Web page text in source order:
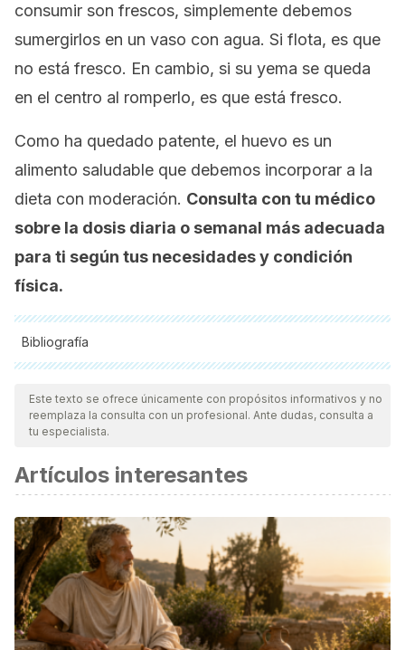
consumir son frescos, simplemente debemos
sumergirlos en un vaso con agua. Si flota, es que
no está fresco. En cambio, si su yema se queda
en el centro al romperlo, es que está fresco.
Como ha quedado patente, el huevo es un
alimento saludable que debemos incorporar a la
dieta con moderación. Consulta con tu médico
sobre la dosis diaria o semanal más adecuada
para ti según tus necesidades y condición
física.
Bibliografía
Todas las fuentes citadas fueron revisadas a profundidad por
nuestro equipo, para asegurar su calidad, confiabilidad,
vigencia y validez.La bibliografía de este artículo fue
científica.
Burley, R. W., & Vadehra, D. V.(1989).The Avian Egg:
Chemistry and Biology. Hoboken (NJ): John Wiley & Sons
Inc.
Contreras Rivero, G.(2004). “El caviar mexicano. Un
recurso muy consumido pero poco conocido”,Gaceta
Iztacala , 245: 1.
Este texto se ofrece únicamente con propósitos informativos y no
reemplaza la consulta con un profesional. Ante dudas, consulta a
tu especialista.
Artículos interesantes